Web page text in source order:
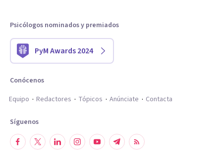
Psicólogos nominados y premiados
PyM Awards 2024
Conócenos
Equipo
Redactores Tópicos Anúnciate Contacta
Síguenos